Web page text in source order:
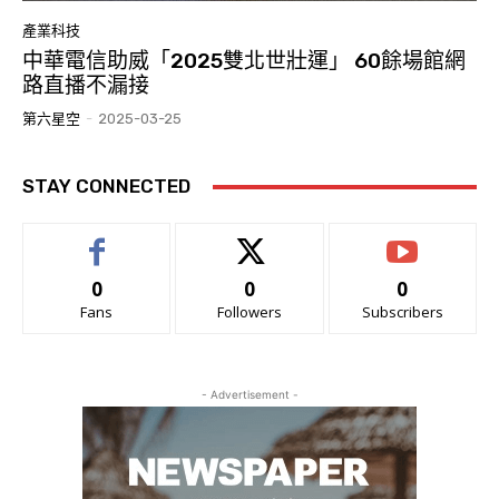
產業科技
中華電信助威「2025雙北世壯運」 60餘場館網
路直播不漏接
第六星空 - 2025-03-25
STAY CONNECTED
0
Fans
0
Followers
0
Subscribers
- Advertisement -